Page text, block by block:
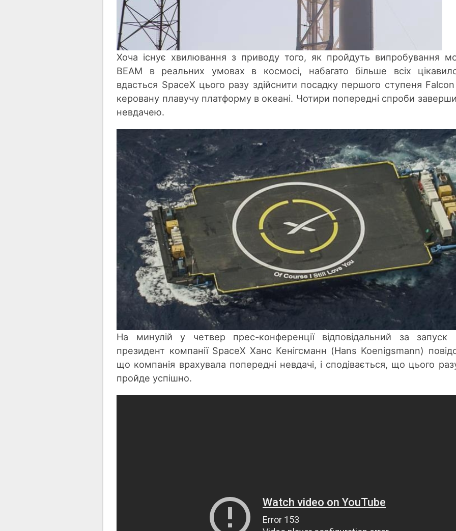
Хоча існує хвилювання з приводу того, як пройдуть випробування
BEAM в реальних умовах в космосі, набагато більше всіх
вдасться SpaceX цього разу здійснити посадку першого ступеня
керовану плавучу платформу в океані. Чотири попередні спроби
невдачею.
На минулій у четвер прес-конференції відповідальний за запуск
президент компанії SpaceX Ханс Кенігсманн (Hans Koenigsmann)
що компанія врахувала попередні невдачі, і сподівається, що цього
пройде успішно.